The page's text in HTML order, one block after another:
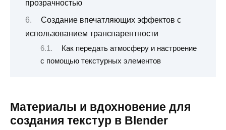
прозрачностью
Создание впечатляющих эффектов с
использованием транспарентности
Как передать атмосферу и настроение
с помощью текстурных элементов
Материалы и вдохновение для
создания текстур в Blender